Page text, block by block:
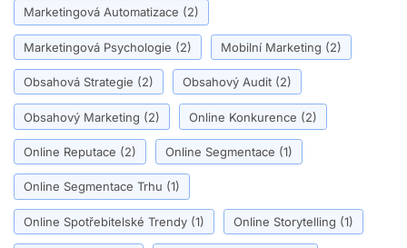
Marketingová Automatizace (2)
Marketingová Psychologie (2) Mobilní Marketing (2)
Obsahová Strategie (2) Obsahový Audit (2)
Obsahový Marketing (2) Online Konkurence (2)
Online Reputace (2) Online Segmentace (1)
Online Segmentace Trhu (1)
Online Spotřebitelské Trendy (1) Online Storytelling (1)